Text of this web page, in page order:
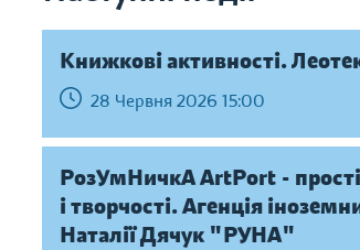
Книжкові активності.
28 Червня 2026 15:00
РозУмНичкА ArtPort -
і творчості. Агенція
Наталії Дячук "РУНА"